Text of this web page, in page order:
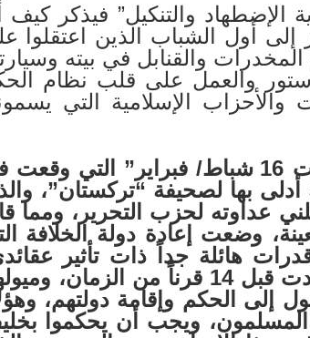
الإضطهاد والتنكيل” فيذكر كيف
إلى أول الشباب الذين اعتقلوا
والقنابل في بيته
والعمل على قلب نظام
نشاظ الجماعات والأحزاب الإسلامية التي
16 شباط/ فبراير” التي وقعت
بها لصحيفة “تركستان”،
عداوته لحزب التحرير، ومما
وضعت إعادة دولة الخلافة
هائلة جداً ذات تأثير
قبل 14
قرناً من الزمان،
الحكم وإقامة دولتهم،
المسلمون، ويجب أن يحكموا